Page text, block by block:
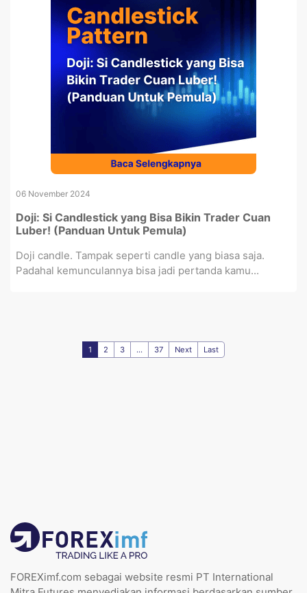
06 November 2024
Doji: Si Candlestick yang Bisa Bikin Trader Cuan
Luber! (Panduan Untuk Pemula)
Doji candle. Tampak seperti candle yang biasa saja.
Padahal kemunculannya bisa jadi pertanda kamu...
1 2 3 ... 37 Next Last
FOREXimf.com sebagai website resmi PT International